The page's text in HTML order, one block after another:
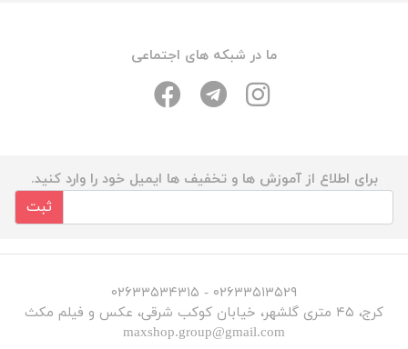
ما در شبکه های اجتماعی
برای اطلاع از آموزش ها و تخفیف ها ایمیل خود را وارد کنید.
ثبت
۰۲۶۳۳۵۱۳۵۲۹ - ۰۲۶۳۳۵۳۴۳۱۵
کرج، ۴۵ متری گلشهر، خیابان کوکب شرقی، عکس و فیلم مکث
maxshop.group@gmail.com